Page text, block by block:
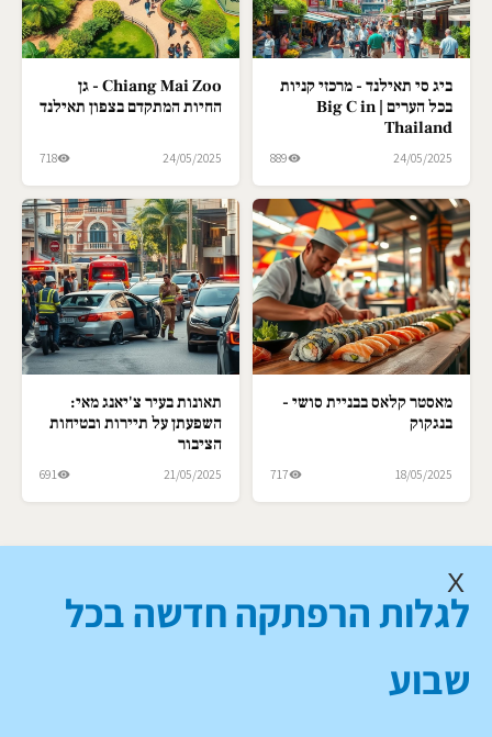
ביג סי תאילנד - מרכזי קניות
בכל הערים | Big C in
Thailand
24/05/2025
889
Chiang Mai Zoo - גן
החיות המתקדם בצפון תאילנד
24/05/2025
718
מאסטר קלאס בבניית סושי -
בנגקוק
18/05/2025
717
תאונות בעיר צ'יאנג מאי:
השפעתן על תיירות ובטיחות
הציבור
21/05/2025
691
X
לגלות הרפתקה חדשה בכל
שבוע